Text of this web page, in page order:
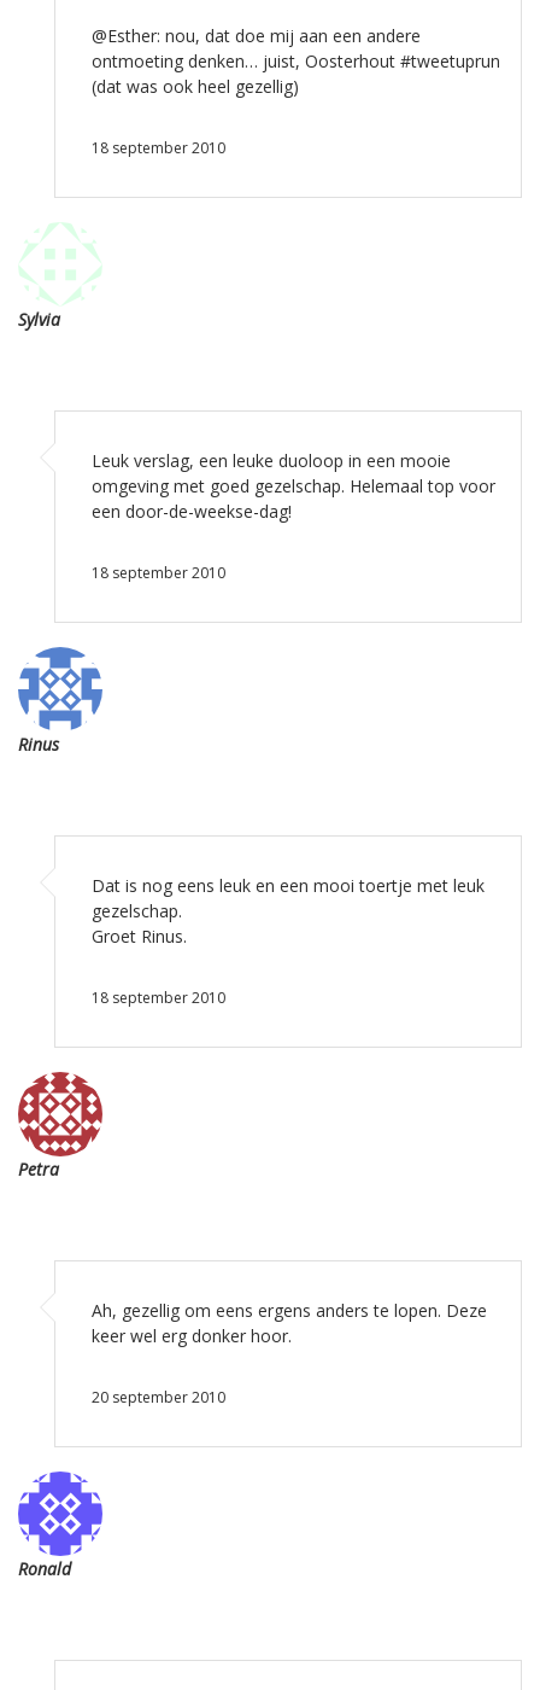
@Esther: nou, dat doe mij aan een andere
ontmoeting denken… juist, Oosterhout #tweetuprun
(dat was ook heel gezellig)
18 september 2010
Sylvia
Leuk verslag, een leuke duoloop in een mooie
omgeving met goed gezelschap. Helemaal top voor
een door-de-weekse-dag!
18 september 2010
Rinus
Dat is nog eens leuk en een mooi toertje met leuk
gezelschap.
Groet Rinus.
18 september 2010
Petra
Ah, gezellig om eens ergens anders te lopen. Deze
keer wel erg donker hoor.
20 september 2010
Ronald